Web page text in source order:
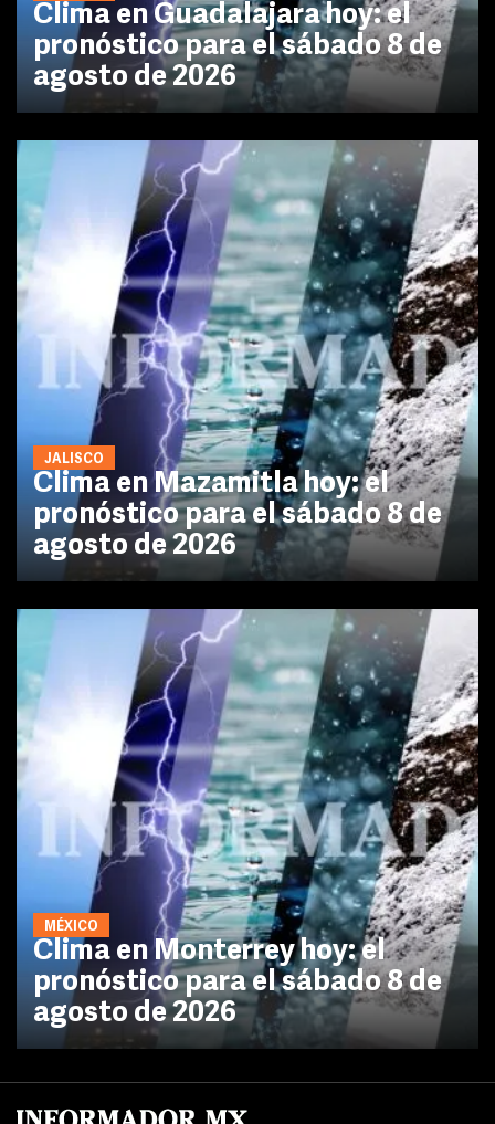
Clima en Guadalajara hoy: el
pronóstico para el sábado 8 de
agosto de 2026
JALISCO
Clima en Mazamitla hoy: el
pronóstico para el sábado 8 de
agosto de 2026
MÉXICO
Clima en Monterrey hoy: el
pronóstico para el sábado 8 de
agosto de 2026